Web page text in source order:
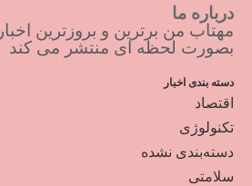
درباره ما
مهتاب من برترین و بروزترین
بصورت لحظه ای منتشر می کند
دسته بندی اخبار
اقتصاد
تکنولوژی
دسته‌بندی نشده
سلامتی